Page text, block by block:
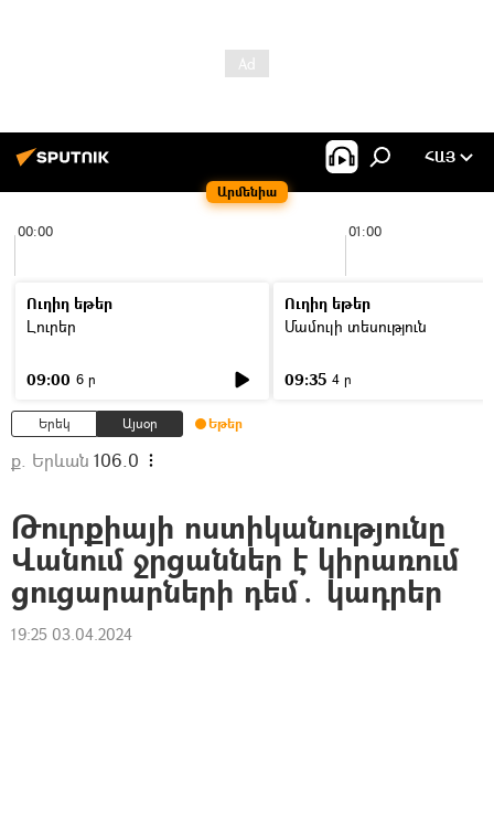
Արմենիա
ՀԱՅ
00:00 01:00
Ուղիղ եթեր
Լուրեր
09:00 6 ր
Ուղիղ եթեր
Մամուլի տեսություն
09:35 4 ր
Երեկ Այսօր Եթեր
ք. Երևան 106.0
Թուրքիայի ոստիկանությունը
Վանում ջրցաններ է կիրառում
ցուցարարների դեմ․ կադրեր
19:25 03.04.2024